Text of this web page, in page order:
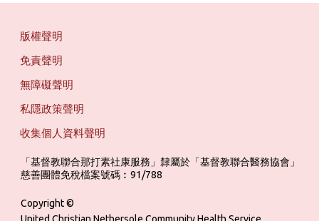
版權聲明
免責聲明
無障礙聲明
私隱政策聲明
收集個人資料聲明
「基督教聯合那打素社康服務」隸屬於「基督教聯合醫務協會」
慈善團體免稅檔案號碼︰91/788
Copyright ©
United Christian Nethersole Community Health Service.